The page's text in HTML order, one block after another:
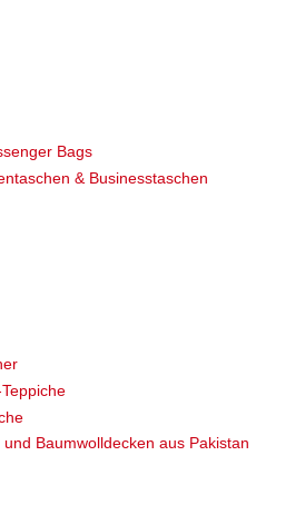
Bags
& Businesstaschen
Baumwolldecken aus Pakistan